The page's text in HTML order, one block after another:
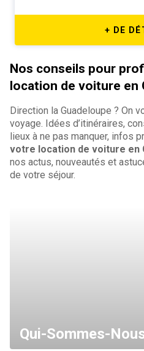
+ DE
Nos conseils pour
location de voiture en
Direction la Guadeloupe ? On
voyage. Idées d’itinéraires,
lieux à ne pas manquer, infos
votre location de voiture en
nos actus, nouveautés et
de votre séjour.
Qui-Sommes-